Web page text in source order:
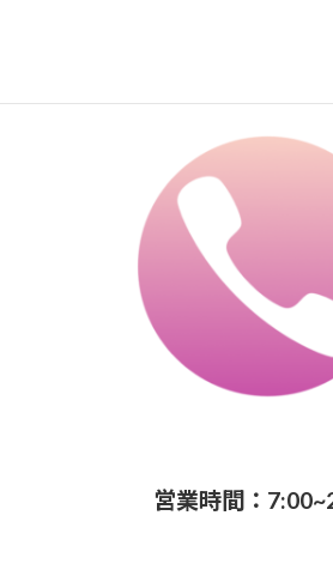
営業時間：